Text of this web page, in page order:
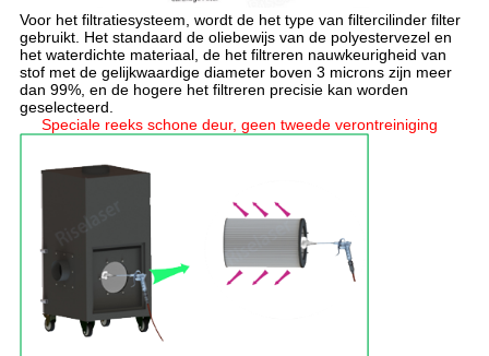
Voor het filtratiesysteem, wordt de het type van filtercilinder filter
gebruikt. Het standaard de oliebewijs van de polyestervezel en
het waterdichte materiaal, de het filtreren nauwkeurigheid van
stof met de gelijkwaardige diameter boven 3 microns zijn meer
dan 99%, en de hogere het filtreren precisie kan worden
geselecteerd.
Speciale reeks schone deur, geen tweede verontreiniging